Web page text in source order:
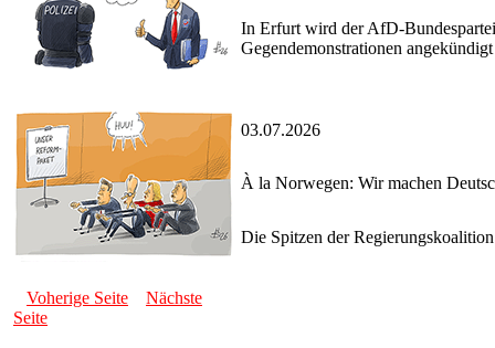
In Erfurt wird der AfD-
Gegendemonstrationen
03.07.2026
À la Norwegen: Wir machen
Die Spitzen der
Voherige Seite
Nächste
Seite